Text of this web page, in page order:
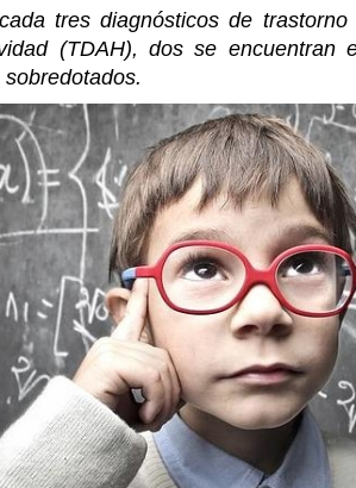
tres diagnósticos de
(TDAH), dos se encuentran